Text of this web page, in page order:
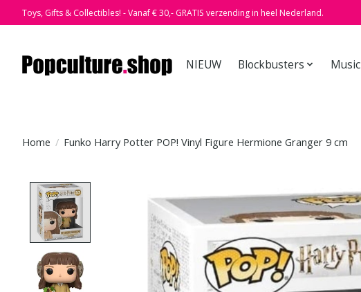
Toys, Gifts & Collectibles! - Vanaf € 30,- GRATIS verzending in heel Nederland.
NIEUW Blockbusters Music
Home / Funko Harry Potter POP! Vinyl Figure Hermione Granger 9 cm